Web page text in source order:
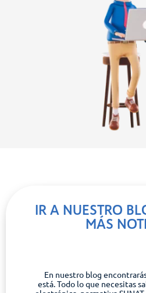
IR A NUESTRO
MÁS
En nuestro blog
está. Todo lo que necesitas